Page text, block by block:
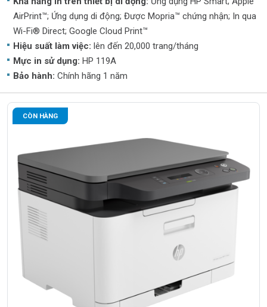
AirPrint™; Ứng dụng di động; Được Mopria™ chứng nhận; In qua
Wi-Fi® Direct; Google Cloud Print™
Hiệu suất làm việc: lên đến 20,000 trang/tháng
Mực in sử dụng: HP 119A
Bảo hành: Chính hãng 1 năm
CÒN HÀNG